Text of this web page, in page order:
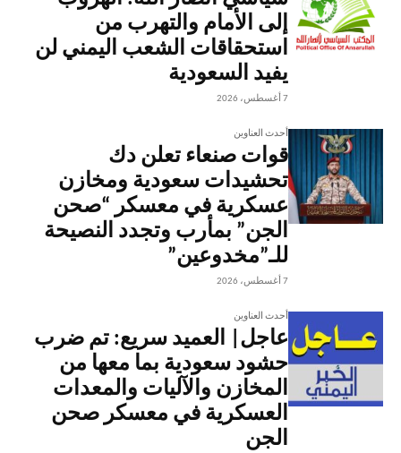
إلى الأمام والتهرب من
استحقاقات الشعب اليمني لن
يفيد السعودية
7 أغسطس، 2026
أحدث العناوين
قوات صنعاء تعلن دك
تحشيدات سعودية ومخازن
عسكرية في معسكر “صحن
الجن” بمأرب وتجدد النصيحة
للـ”مخدوعين”
7 أغسطس، 2026
أحدث العناوين
عاجل| العميد سريع: تم ضرب
حشود سعودية بما معها من
المخازن والآليات والمعدات
العسكرية في معسكر صحن
الجن